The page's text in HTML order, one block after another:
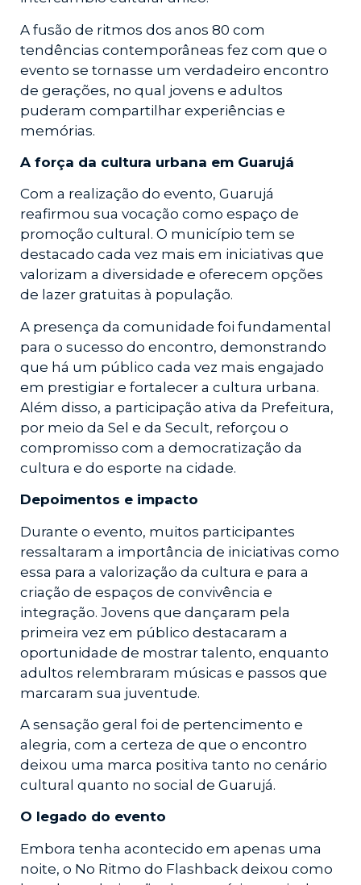
A fusão de ritmos dos anos 80 com
tendências contemporâneas fez com que o
evento se tornasse um verdadeiro encontro
de gerações, no qual jovens e adultos
puderam compartilhar experiências e
memórias.
A força da cultura urbana em Guarujá
Com a realização do evento, Guarujá
reafirmou sua vocação como espaço de
promoção cultural. O município tem se
destacado cada vez mais em iniciativas que
valorizam a diversidade e oferecem opções
de lazer gratuitas à população.
A presença da comunidade foi fundamental
para o sucesso do encontro, demonstrando
que há um público cada vez mais engajado
em prestigiar e fortalecer a cultura urbana.
Além disso, a participação ativa da Prefeitura,
por meio da Sel e da Secult, reforçou o
compromisso com a democratização da
cultura e do esporte na cidade.
Depoimentos e impacto
Durante o evento, muitos participantes
ressaltaram a importância de iniciativas como
essa para a valorização da cultura e para a
criação de espaços de convivência e
integração. Jovens que dançaram pela
primeira vez em público destacaram a
oportunidade de mostrar talento, enquanto
adultos relembraram músicas e passos que
marcaram sua juventude.
A sensação geral foi de pertencimento e
alegria, com a certeza de que o encontro
deixou uma marca positiva tanto no cenário
cultural quanto no social de Guarujá.
O legado do evento
Embora tenha acontecido em apenas uma
noite, o No Ritmo do Flashback deixou como